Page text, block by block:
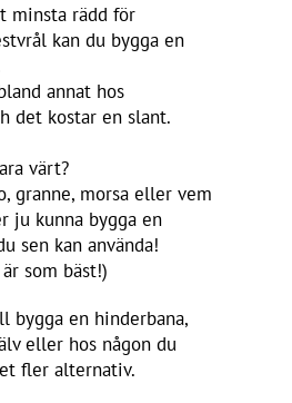
minsta rädd för
kan du bygga en
annat hos
det kostar en slant.
värt?
granne, morsa eller vem
ju kunna bygga en
sen kan använda!
som bäst!)
bygga en hinderbana,
eller hos någon du
fler alternativ.